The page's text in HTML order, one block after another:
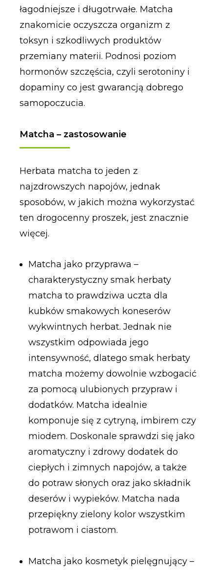
łagodniejsze i długotrwałe. Matcha
znakomicie oczyszcza organizm z
toksyn i szkodliwych produktów
przemiany materii. Podnosi poziom
hormonów szczęścia, czyli serotoniny i
dopaminy co jest gwarancją dobrego
samopoczucia.
Matcha – zastosowanie
Herbata matcha to jeden z
najzdrowszych napojów, jednak
sposobów, w jakich można wykorzystać
ten drogocenny proszek, jest znacznie
więcej.
Matcha jako przyprawa –
charakterystyczny smak herbaty
matcha to prawdziwa uczta dla
kubków smakowych koneserów
wykwintnych herbat. Jednak nie
wszystkim odpowiada jego
intensywność, dlatego smak herbaty
matcha możemy dowolnie wzbogacić
za pomocą ulubionych przypraw i
dodatków. Matcha idealnie
komponuje się z cytryną, imbirem czy
miodem. Doskonale sprawdzi się jako
aromatyczny i zdrowy dodatek do
ciepłych i zimnych napojów, a także
do potraw słonych oraz jako składnik
deserów i wypieków. Matcha nada
przepiękny zielony kolor wszystkim
potrawom i ciastom.
Matcha jako kosmetyk pielęgnujący –